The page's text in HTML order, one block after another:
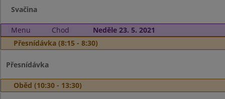
Svačina
Menu Chod
Neděle 23. 5. 2021
Přesnídávka (8:15 - 8:30)
Přesnídávka
Oběd (10:30 - 13:30)